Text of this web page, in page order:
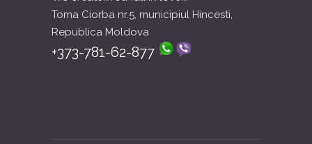
Toma Ciorba nr.5, municipiul Hincesti,
Republica Moldova
+373-781-62-877